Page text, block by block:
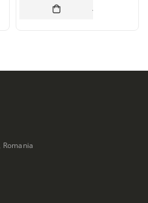
ADAUGĂ ÎN COȘ
Romania